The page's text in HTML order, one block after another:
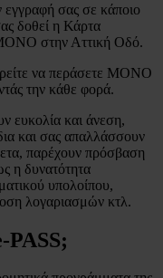
εγγραφή σας σε κάποιο
δοθεί η Κάρτα
ΜΟΝΟ στην Αττική Οδό.
να περάσετε ΜΟΝΟ
την κάθε φορά.
ευκολία και άνεση,
και σας απαλλάσσουν
παρέχουν πρόσβαση
η δυνατότητα
υπολοίπου,
λογαριασμών κτλ.
PASS;